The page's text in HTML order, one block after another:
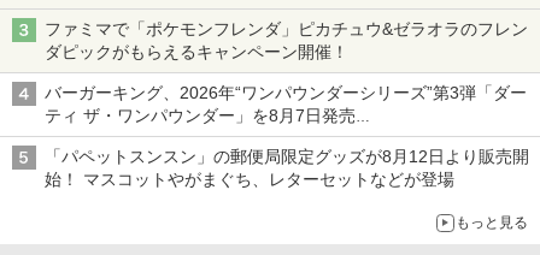
ニンテンドーeショップでは「大神 絶景版」が67%オフで990円
ファミマで「ポケモンフレンダ」ピカチュウ&ゼラオラのフレン
ダピックがもらえるキャンペーン開催！
バーガーキング、2026年“ワンパウンダーシリーズ”第3弾「ダー
ティ ザ・ワンパウンダー」を8月7日発売
「特製ガーリックマヨソース」を使用した超大型チーズバーガー
「パペットスンスン」の郵便局限定グッズが8月12日より販売開
始！ マスコットやがまぐち、レターセットなどが登場
もっと見る